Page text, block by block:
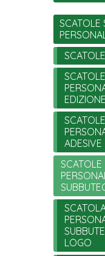
SCATOLE
SCATOLE
SCATOLE
ADESIVE
SCATOLE
LOGO